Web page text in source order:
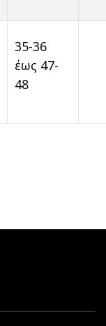
35-36
έως 47-
48